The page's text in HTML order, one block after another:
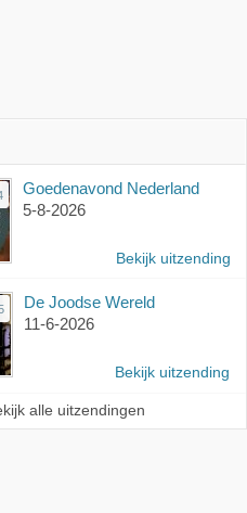
Goedenavond Nederland
5-8-2026
Bekijk uitzending
De Joodse Wereld
11-6-2026
Bekijk uitzending
alle uitzendingen